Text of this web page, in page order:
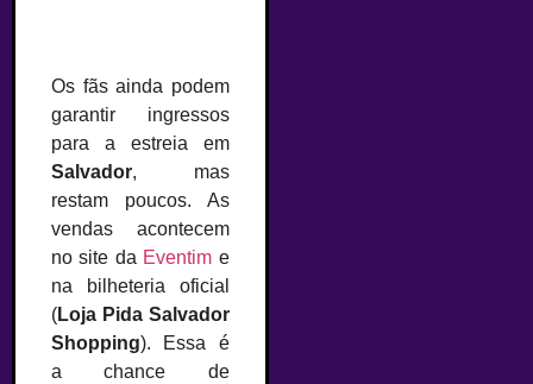
Os fãs ainda podem
garantir ingressos
para a estreia em
Salvador, mas
restam poucos. As
vendas acontecem
no site da Eventim e
na bilheteria oficial
(Loja Pida Salvador
Shopping). Essa é
a chance de